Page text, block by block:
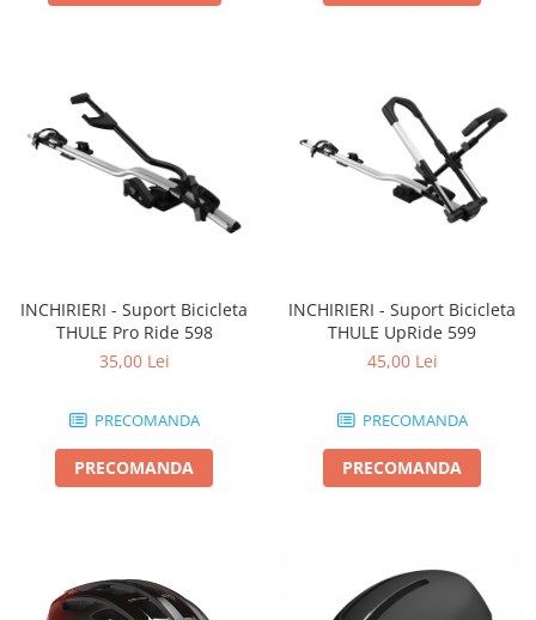
INCHIRIERI - Suport Bicicleta
THULE Pro Ride 598
35,00 Lei
PRECOMANDA
PRECOMANDA
INCHIRIERI - Suport Bicicleta
THULE UpRide 599
45,00 Lei
PRECOMANDA
PRECOMANDA